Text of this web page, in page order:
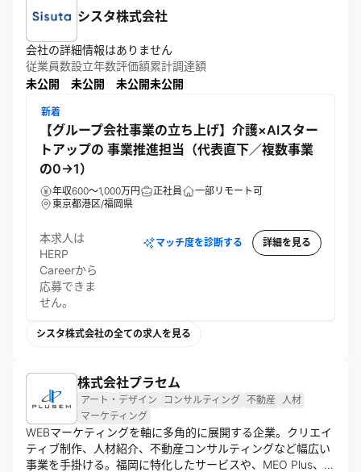
シスタ株式会社
会社の詳細情報はありません
従業員数
未公開
設立年数
未公開
評価額
未公開
累計調達額
未公開
新着
【グループ会社事業の立ち上げ】介護×AIスター
トアップの 事業推進担当（代表直下／複数事業
の0→1）
年収600～1,000万円 正社員
一部リモート可
東京都港区/福岡県
本求人は
HERP
Careerから
応募できま
せん。
マッチ度を診断する 詳細を見る
シスタ株式会社の全ての求人を見る
株式会社プラセム
アート・デザイン コンサルティング 不動産 人材
マーケティング
WEBマーケティングを軸に多角的に展開する企業。クリエイ
ティブ制作、人材紹介、不動産コンサルティングなど幅広い
事業を手掛ける。福岡に特化したサービスや、MEO Plus、バ